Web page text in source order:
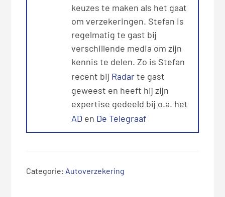
keuzes te maken als het gaat
om verzekeringen. Stefan is
regelmatig te gast bij
verschillende media om zijn
kennis te delen. Zo is Stefan
recent bij Radarte gast
geweest en heeft hij zijn
expertise gedeeld bij o.a. het
AD en De Telegraaf
Categorie: Autoverzekering